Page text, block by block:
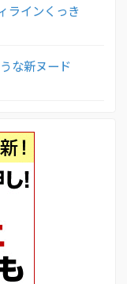
ラインくっき
な新ヌード